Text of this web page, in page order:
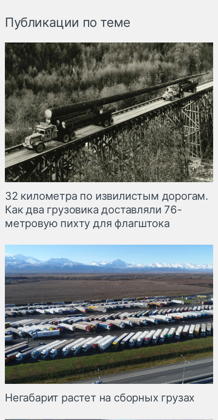
Публикации по теме
32 километра по извилистым дорогам.
Как два грузовика доставляли 76-
метровую пихту для флагштока
Негабарит растет на сборных грузах